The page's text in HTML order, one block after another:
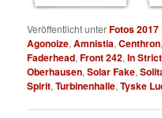
Veröffentlicht unterFotos 2017
Agonoize,Amnistia,Centhron
Faderhead,Front 242,In
Oberhausen,Solar Fake,
Spirit,Turbinenhalle,Tyske